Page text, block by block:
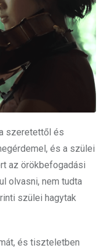
szeretettől és
és a szülei
az örökbefogadási
olvasni, nem tudta
szülei hagytak
és tiszteletben